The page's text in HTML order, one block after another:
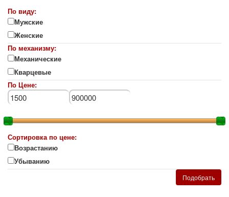
По виду:
Мужские
Женские
По механизму:
Механические
Кварцевые
По Цене:
Сортировка по цене:
Возрастанию
Убыванию